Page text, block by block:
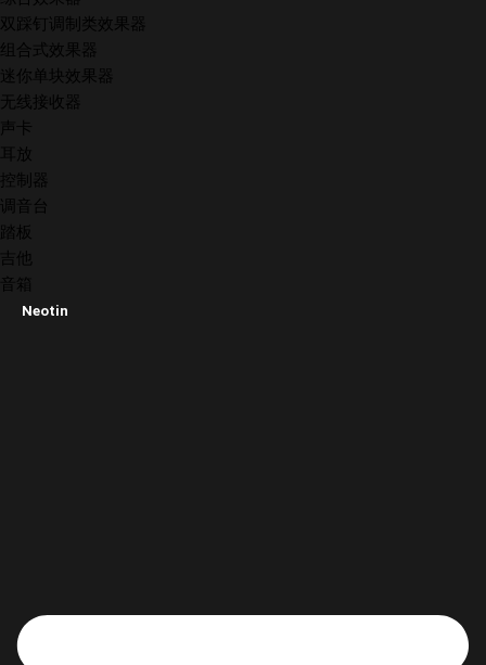
双踩钉调制类效果器
组合式效果器
迷你单块效果器
无线接收器
声卡
耳放
控制器
调音台
踏板
吉他
音箱
Neotin